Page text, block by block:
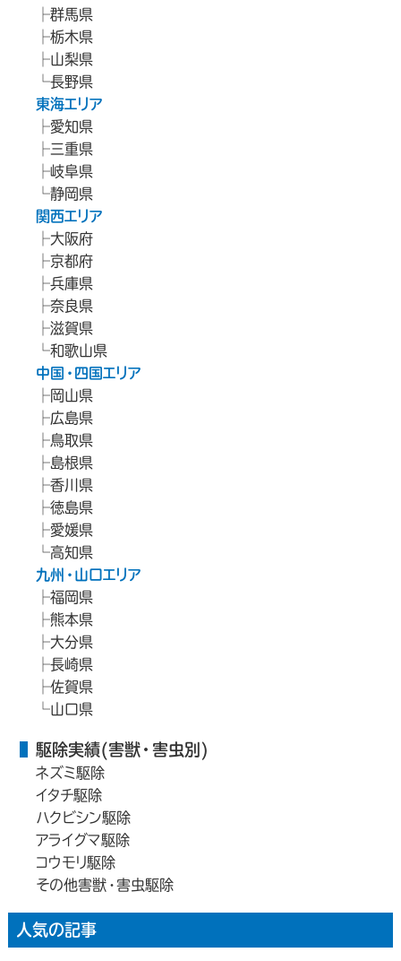
群馬県
栃木県
山梨県
長野県
東海エリア
愛知県
三重県
岐阜県
静岡県
関西エリア
大阪府
京都府
兵庫県
奈良県
滋賀県
和歌山県
中国・四国エリア
岡山県
広島県
鳥取県
島根県
香川県
徳島県
愛媛県
高知県
九州・山口エリア
福岡県
熊本県
大分県
長崎県
佐賀県
山口県
駆除実績(害獣・害虫別)
ネズミ駆除
イタチ駆除
ハクビシン駆除
アライグマ駆除
コウモリ駆除
その他害獣・害虫駆除
人気の記事